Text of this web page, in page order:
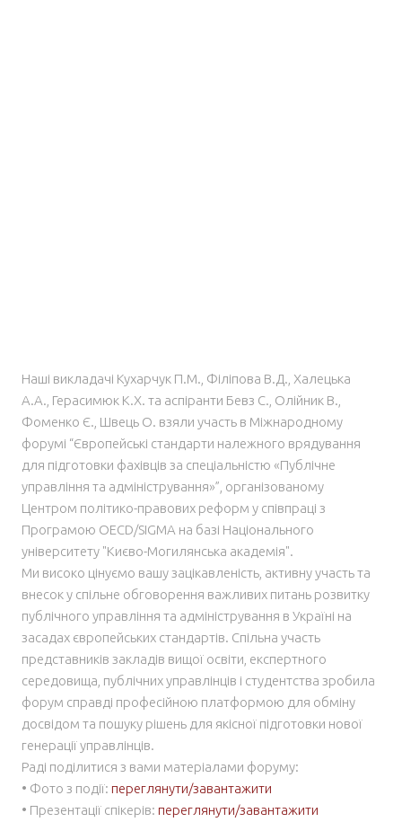
Наші викладачі Кухарчук П.М., Філіпова В.Д., Халецька
А.А., Герасимюк К.Х. та аспіранти Бевз С., Олійник В.,
Фоменко Є., Швець О. взяли участь в Міжнародному
форумі “Європейські стандарти належного врядування
для підготовки фахівців за спеціальністю «Публічне
управління та адміністрування»”, організованому
Центром політико-правових реформ у співпраці з
Програмою OECD/SIGMA на базі Національного
університету "Києво-Могилянська академія".
Ми високо цінуємо вашу зацікавленість, активну участь та
внесок у спільне обговорення важливих питань розвитку
публічного управління та адміністрування в Україні на
засадах європейських стандартів. Спільна участь
представників закладів вищої освіти, експертного
середовища, публічних управлінців і студентства зробила
форум справді професійною платформою для обміну
досвідом та пошуку рішень для якісної підготовки нової
генерації управлінців.
Раді поділитися з вами матеріалами форуму:
• Фото з події: переглянути/завантажити
• Презентації спікерів: переглянути/завантажити